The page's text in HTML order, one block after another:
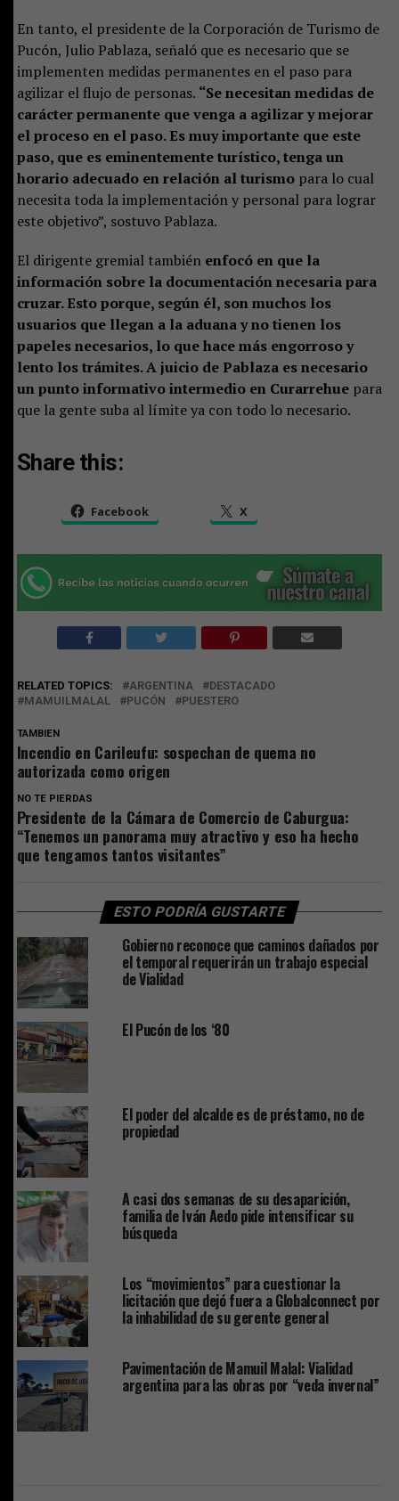
En tanto, el presidente de la Corporación de Turismo de
Pucón, Julio Pablaza, señaló que es necesario que se
implementen medidas permanentes en el paso para
agilizar el flujo de personas. “Se necesitan medidas de
carácter permanente que venga a agilizar y mejorar
el proceso en el paso. Es muy importante que este
paso, que es eminentemente turístico, tenga un
horario adecuado en relación al turismo para lo cual
necesita toda la implementación y personal para lograr
este objetivo”, sostuvo Pablaza.
El dirigente gremial también enfocó en que la
información sobre la documentación necesaria para
cruzar. Esto porque, según él, son muchos los
usuarios que llegan a la aduana y no tienen los
papeles necesarios, lo que hace más engorroso y
lento los trámites. A juicio de Pablaza es necesario
un punto informativo intermedio en Curarrehue para
que la gente suba al límite ya con todo lo necesario.
Share this:
Facebook X
RELATED TOPICS: ARGENTINA
DESTACADO
MAMUILMALAL
PUCÓN PUESTERO
TAMBIEN
Incendio en Carileufu: sospechan de quema no
autorizada como origen
NO TE PIERDAS
Presidente de la Cámara de Comercio de Caburgua:
“Tenemos un panorama muy atractivo y eso ha hecho
que tengamos tantos visitantes”
ESTO PODRÍA GUSTARTE
Gobierno reconoce que caminos dañados por
el temporal requerirán un trabajo especial
de Vialidad
El Pucón de los ‘80
El poder del alcalde es de préstamo, no de
propiedad
A casi dos semanas de su desaparición,
familia de Iván Aedo pide intensificar su
búsqueda
Los “movimientos” para cuestionar la
licitación que dejó fuera a Globalconnect por
la inhabilidad de su gerente general
Pavimentación de Mamuil Malal: Vialidad
argentina para las obras por “veda invernal”